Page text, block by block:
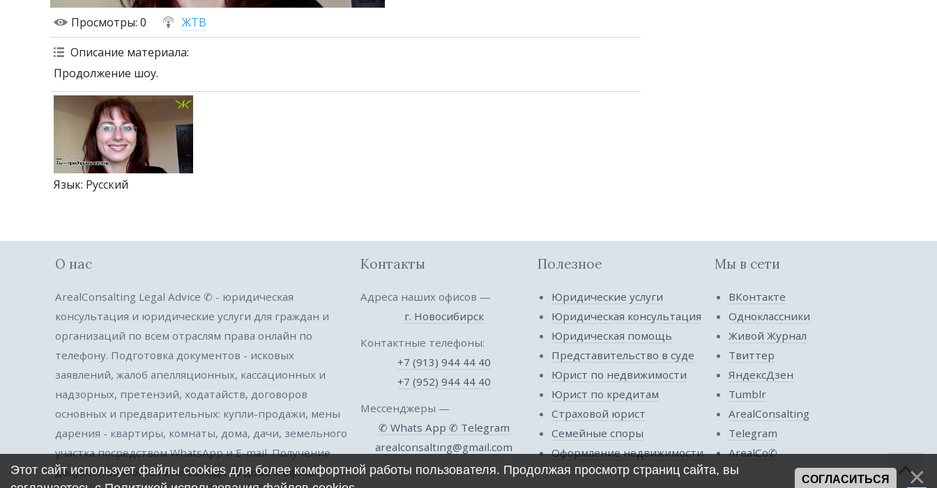
Просмотры: 0
ЖТВ
Описание материала:
Продолжение шоу.
Язык: Русский
О нас
ArealConsalting Legal Advice ✆ - юридическая
консультация и юридические услуги для граждан и
организаций по всем отраслям права онлайн по
телефону. Подготовка документов - исковых
заявлений, жалоб апелляционных, кассационных и
надзорных, претензий, ходатайств, договоров
основных и предварительных: купли-продажи, мены
дарения - квартиры, комнаты, дома, дачи, земельного
участка посредством WhatsApp и E-mail. Получение
документов и оплата не выходя из дома и офиса.
Контакты
Адреса наших офисов —
г. Новосибирск
Контактные телефоны:
+7 (913) 944 44 40
+7 (952) 944 44 40
Мессенджеры —
✆ Whats App ✆ Telegram
arealconsalting@gmail.com
Полезное
Юридические услуги
Юридическая консультация
Юридическая помощь
Представительство в суде
Юрист по недвижимости
Юрист по кредитам
Страховой юрист
Семейные споры
Оформление недвижимости
Мы в сети
ВКонтакте
Одноклассники
Живой Журнал
Твиттер
ЯндексДзен
Tumblr
ArealConsalting
Telegram
ArealCo✆
Этот сайт использует файлы cookies для более комфортной работы пользователя. Продолжая просмотр страниц сайта, вы
СОГЛАСИТЬСЯ